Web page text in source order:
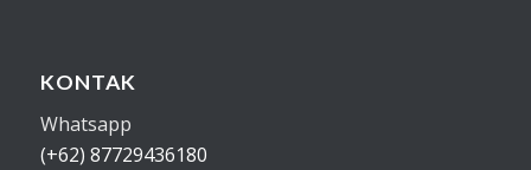
KONTAK
Whatsapp
(+62) 87729436180